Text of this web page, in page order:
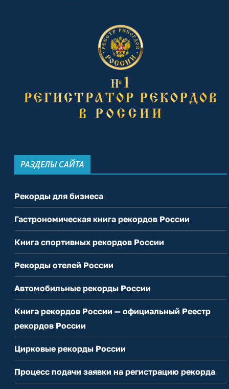
РАЗДЕЛЫ САЙТА
Рекорды для бизнеса
Гастрономическая книга рекордов России
Книга спортивных рекордов России
Рекорды отелей России
Автомобильные рекорды России
Книга рекордов России — официальный Реестр
рекордов России
Цирковые рекорды России
Процесс подачи заявки на регистрацию рекорда